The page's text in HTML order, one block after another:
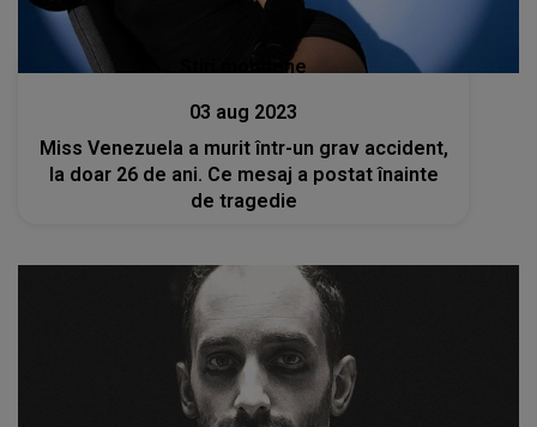
Stiri mondene
03 aug 2023
Miss Venezuela a murit într-un grav accident,
la doar 26 de ani. Ce mesaj a postat înainte
de tragedie